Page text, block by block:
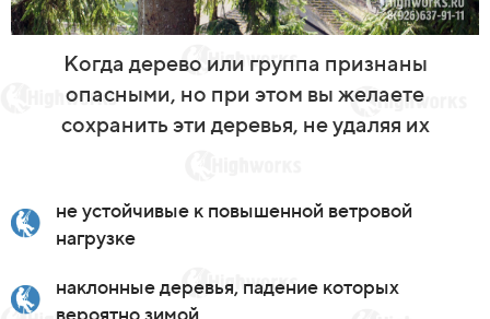
Когда дерево или группа признаны
опасными, но при этом вы желаете
сохранить эти деревья, не удаляя их
не устойчивые к повышенной ветровой
нагрузке
наклонные деревья, падение которых
вероятно зимой